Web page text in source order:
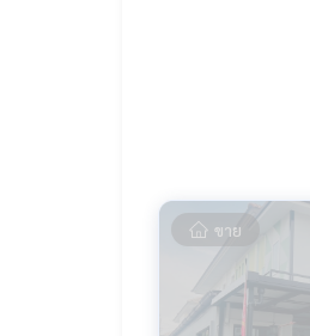
✨ เราดูแลเรื่องสินเ
พร้อมดอกเบี้ยพิเศษ
✨ เรารู้ใจคุณมาก
ให้คำแนะนำเชิงลึ
ขาย